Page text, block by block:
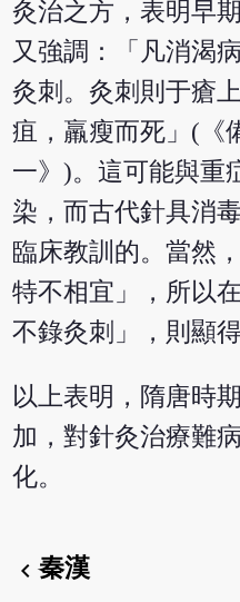
灸治之方，表明早
又強調：「凡消渴
灸刺。灸刺則于瘡
疽，羸瘦而死」(《
一》)。這可能與重
染，而古代針具消
臨床教訓的。當然
特不相宜」，所以
不錄灸刺」，則顯
以上表明，隋唐時
加，對針灸治療難
化。
chevron_left秦漢